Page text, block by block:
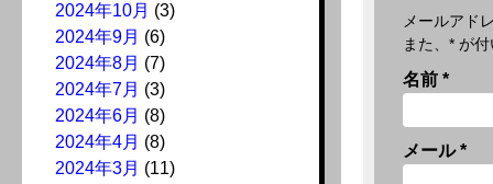
2024年10月 (3)
2024年9月 (6)
2024年8月 (7)
2024年7月 (3)
2024年6月 (8)
2024年4月 (8)
2024年3月 (11)
メールアド
また、 * が付
名前 *
メール*